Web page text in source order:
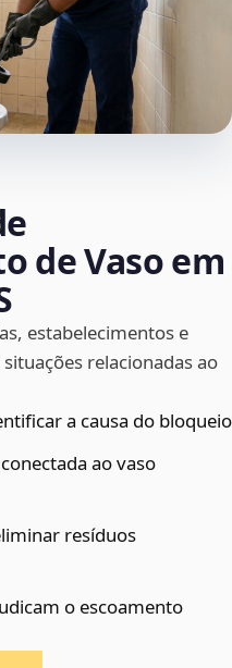
de Vaso em
estabelecimentos e
relacionadas ao
a causa do bloqueio
ao vaso
resíduos
o escoamento